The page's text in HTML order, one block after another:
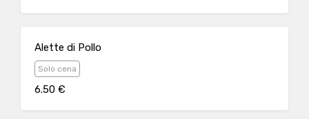
Alette di Pollo
Solo cena
6.50 €